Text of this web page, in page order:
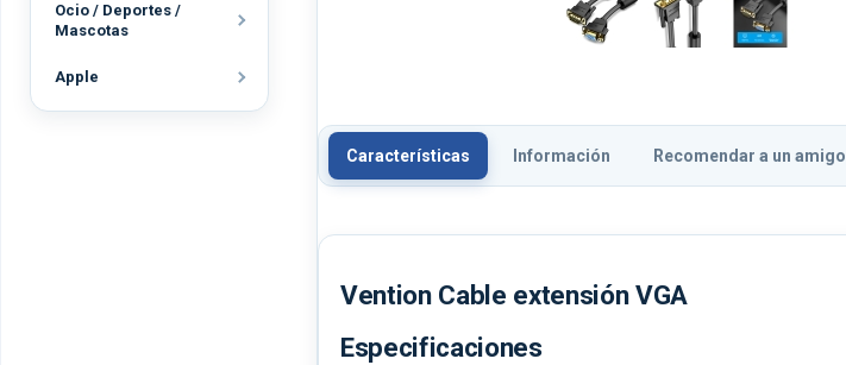
Ocio / Deportes /
Mascotas
Apple
Características Información Recomendar a un amigo
Vention Cable extensión VGA
Especificaciones